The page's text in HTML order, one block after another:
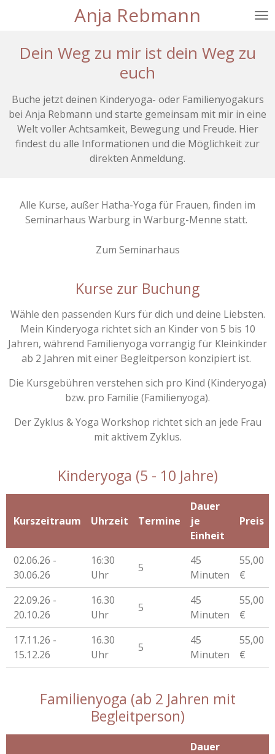
Anja Rebmann
Dein Weg zu mir ist dein Weg zu
euch
Buche jetzt deinen Kinderyoga- oder Familienyogakurs
bei Anja Rebmann und starte gemeinsam mit mir in eine
Welt voller Achtsamkeit, Bewegung und Freude. Hier
findest du alle Informationen und die Möglichkeit zur
direkten Anmeldung.
Alle Kurse, außer Hatha-Yoga für Frauen, finden im
Seminarhaus Warburg in Warburg-Menne statt.
Zum Seminarhaus
Kurse zur Buchung
Wähle den passenden Kurs für dich und deine Liebsten.
Mein Kinderyoga richtet sich an Kinder von 5 bis 10
Jahren, während Familienyoga vorrangig für Kleinkinder
ab 2 Jahren mit einer Begleitperson konzipiert ist.
Die Kursgebühren verstehen sich pro Kind (Kinderyoga)
bzw. pro Familie (Familienyoga).
Der Zyklus & Yoga Workshop richtet sich an jede Frau
mit aktivem Zyklus.
Kinderyoga (5 - 10 Jahre)
Kurszeitraum Uhrzeit Termine
Dauer
je
Einheit
Preis
02.06.26 -
30.06.26
16:30
Uhr
5
45
Minuten
55,00
€
22.09.26 -
20.10.26
16.30
Uhr
5
45
Minuten
55,00
€
17.11.26 -
15.12.26
16.30
Uhr
5
45
Minuten
55,00
€
Familienyoga (ab 2 Jahren mit
Begleitperson)
Dauer